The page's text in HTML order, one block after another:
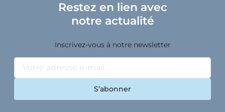
Restez en lien avec
notre actualité
Inscrivez-vous à notre newsletter